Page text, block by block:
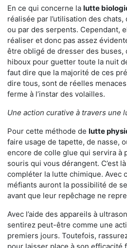
En ce qui concerne la lutte
réalisée par l’utilisation des
ou par des serpents. Cependant,
réaliser et donc pas assez
être obligé de dresser des buses,
hiboux pour guetter toute la nuit
faut dire que la majorité de ces
dire tous, sont de réelles
ferme à l’instar des volailles.
Une action curative à travers une
Pour cette méthode de lutte
faire usage de tapette, de nasse,
encore de colle glue qui servira à
souris qui vous dérangent. C’est
compléter la lutte chimique. Avec
méfiants auront la possibilité de
avant que leur repêchage ne
Avec l’aide des appareils à
sentirez peut-être comme une
premiers jours. Toutefois,
pour laisser place à son efficacité